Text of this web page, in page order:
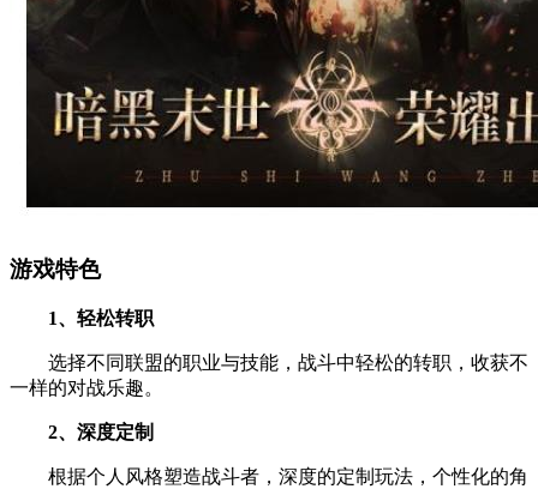
游戏特色
1、轻松转职
选择不同联盟的职业与技能，战斗中轻松的转职，收获不
一样的对战乐趣。
2、深度定制
根据个人风格塑造战斗者，深度的定制玩法，个性化的角